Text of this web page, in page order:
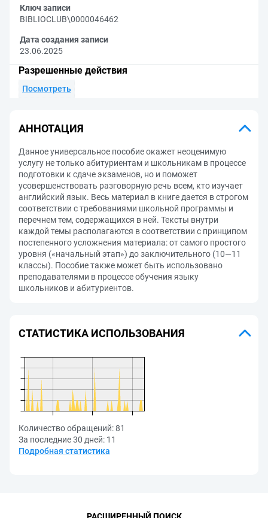
Ключ записи
BIBLIOCLUB\0000046462
Дата создания записи
23.06.2025
Разрешенные действия
Посмотреть
АННОТАЦИЯ
Данное универсальное пособие окажет неоценимую
услугу не только абитуриентам и школьникам в процессе
подготовки к сдаче экзаменов, но и поможет
усовершенствовать разговорную речь всем, кто изучает
английский язык. Весь материал в книге дается в строгом
соответствии с требованиями школьной программы и
перечнем тем, содержащихся в ней. Тексты внутри
каждой темы располагаются в соответствии с принципом
постепенного усложнения материала: от самого простого
уровня («начальный этап») до заключительного (10—11
классы). Пособие также может быть использовано
преподавателями в процессе обучения языку
школьников и абитуриентов.
СТАТИСТИКА ИСПОЛЬЗОВАНИЯ
Количество обращений:81
За последние 30 дней: 11
Подробная статистика